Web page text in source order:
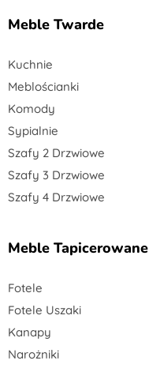
Meble Twarde
Kuchnie
Meblościanki
Komody
Sypialnie
Szafy 2 Drzwiowe
Szafy 3 Drzwiowe
Szafy 4 Drzwiowe
Meble Tapicerowane
Fotele
Fotele Uszaki
Kanapy
Narożniki